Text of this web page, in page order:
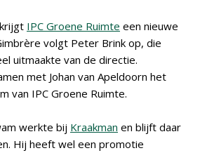
IPC Groene Ruimte een nieuwe
volgt Peter Brink op, die
uitmaakte van de directie.
met Johan van Apeldoorn het
van IPC Groene Ruimte.
werkte bij Kraakman en blijft daar
Hij heeft wel een promotie